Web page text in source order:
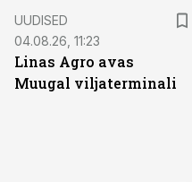
UUDISED
04.08.26, 11:23
Linas Agro avas
Muugal viljaterminali